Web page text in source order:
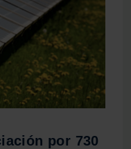
por 730